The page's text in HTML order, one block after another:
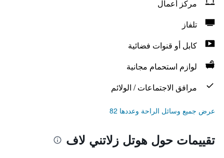
مركز أعمال
تلفاز
كابل أو قنوات فضائية
لوازم استحمام مجانية
مرافق الاجتماعات / الولائم
عرض جميع وسائل الراحة وعددها 82
تقييمات حول هوتل زلاتني لاف